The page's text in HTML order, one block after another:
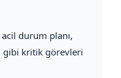
durum planı,
gibi kritik görevleri